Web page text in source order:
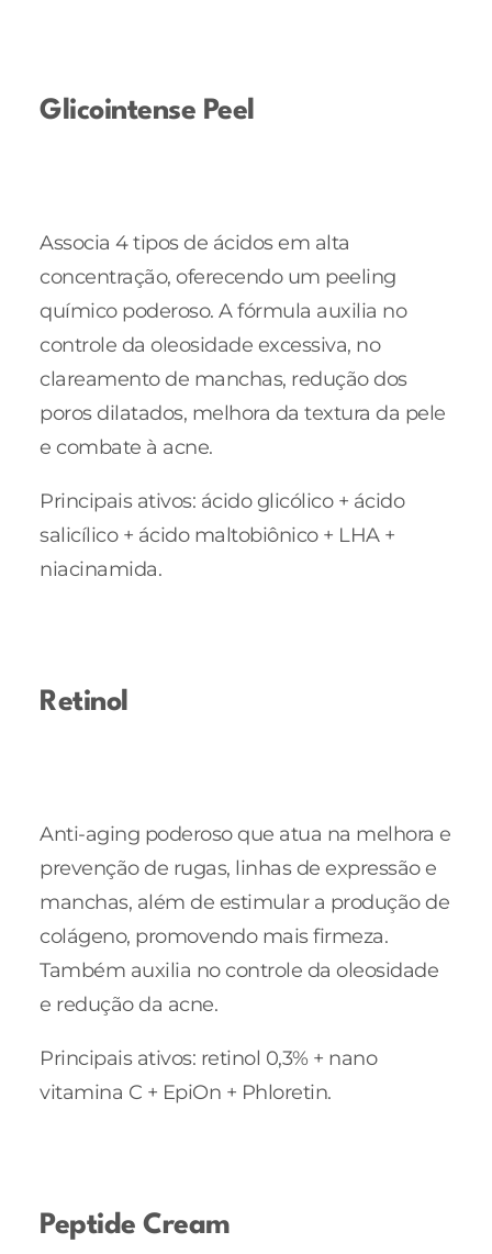
Glicointense Peel
Associa 4 tipos de ácidos em alta
concentração, oferecendo um peeling
químico poderoso. A fórmula auxilia no
controle da oleosidade excessiva, no
clareamento de manchas, redução dos
poros dilatados, melhora da textura da pele
e combate à acne.
Principais ativos: ácido glicólico + ácido
salicílico + ácido maltobiônico + LHA +
niacinamida.
Retinol
Anti-aging poderoso que atua na melhora e
prevenção de rugas, linhas de expressão e
manchas, além de estimular a produção de
colágeno, promovendo mais firmeza.
Também auxilia no controle da oleosidade
e redução da acne.
Principais ativos: retinol 0,3% + nano
vitamina C + EpiOn + Phloretin.
Peptide Cream